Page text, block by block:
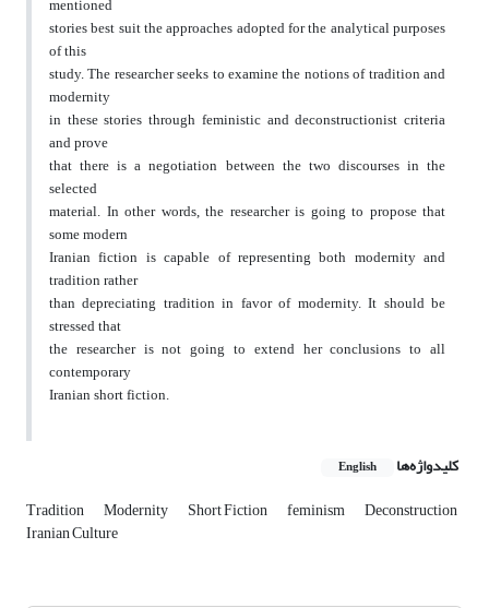
mentioned
stories best suit the approaches adopted for the analytical purposes
of this
study. The researcher seeks to examine the notions of tradition and
modernity
in these stories through feministic and deconstructionist criteria
and prove
that there is a negotiation between the two discourses in the
selected
material. In other words, the researcher is going to propose that
some modern
Iranian fiction is capable of representing both modernity and
tradition rather
than depreciating tradition in favor of modernity. It should be
stressed that
the researcher is not going to extend her conclusions to all
contemporary
Iranian short fiction.
کلیدواژه‌ها English
Tradition Modernity Short Fiction feminism Deconstruction
Iranian Culture